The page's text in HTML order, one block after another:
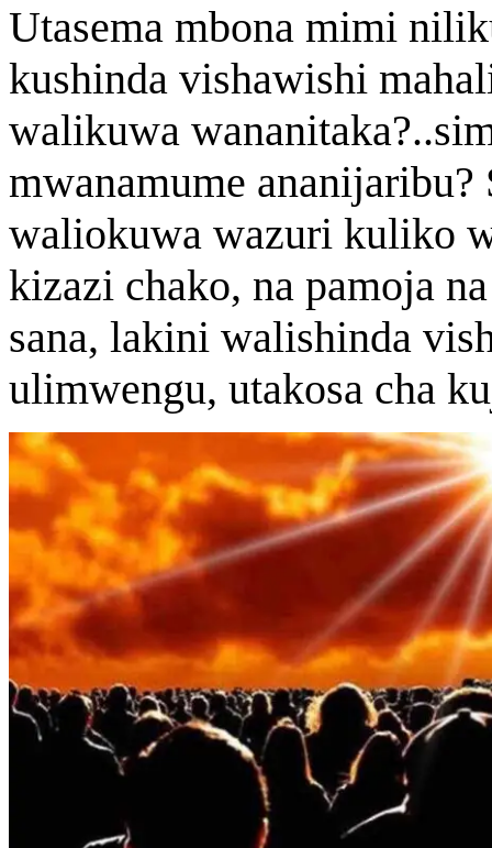
Utasema mbona mimi
kushinda vishawishi
walikuwa
mwanamume
waliokuwa wazuri kuliko
kizazi chako, na pamoja
sana, lakini walishinda
ulimwengu, utakosa cha